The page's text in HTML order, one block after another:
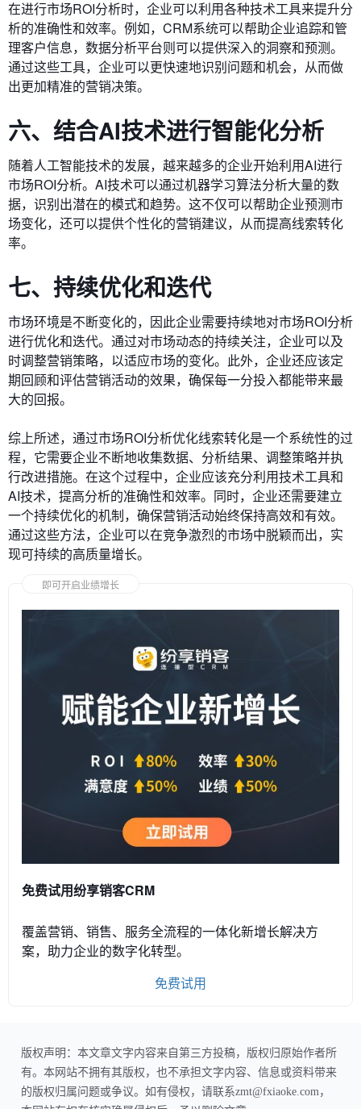
在进行市场ROI分析时，企业可以利用各种技术工具来提升分
析的准确性和效率。例如，CRM系统可以帮助企业追踪和管
理客户信息，数据分析平台则可以提供深入的洞察和预测。
通过这些工具，企业可以更快速地识别问题和机会，从而做
出更加精准的营销决策。
六、结合AI技术进行智能化分析
随着人工智能技术的发展，越来越多的企业开始利用AI进行
市场ROI分析。AI技术可以通过机器学习算法分析大量的数
据，识别出潜在的模式和趋势。这不仅可以帮助企业预测市
场变化，还可以提供个性化的营销建议，从而提高线索转化
率。
七、持续优化和迭代
市场环境是不断变化的，因此企业需要持续地对市场ROI分析
进行优化和迭代。通过对市场动态的持续关注，企业可以及
时调整营销策略，以适应市场的变化。此外，企业还应该定
期回顾和评估营销活动的效果，确保每一分投入都能带来最
大的回报。
综上所述，通过市场ROI分析优化线索转化是一个系统性的过
程，它需要企业不断地收集数据、分析结果、调整策略并执
行改进措施。在这个过程中，企业应该充分利用技术工具和
AI技术，提高分析的准确性和效率。同时，企业还需要建立
一个持续优化的机制，确保营销活动始终保持高效和有效。
通过这些方法，企业可以在竞争激烈的市场中脱颖而出，实
现可持续的高质量增长。
即可开启业绩增长
免费试用纷享销客CRM
覆盖营销、销售、服务全流程的一体化新增长解决方
案，助力企业的数字化转型。
免费试用
版权声明：本文章文字内容来自第三方投稿，版权归原始作者所
有。本网站不拥有其版权，也不承担文字内容、信息或资料带来
的版权归属问题或争议。如有侵权，请联系zmt@fxiaoke.com，